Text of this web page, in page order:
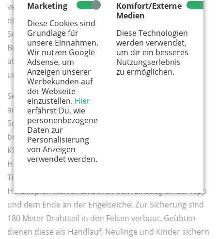
Marketing
Diese Cookies sind
Grundlage für
unsere Einnahmen.
Wir nutzen Google
Adsense, um
Anzeigen unserer
Werbekunden auf
der Webseite
einzustellen. Hier
erfährst Du, wie
personenbezogene
Daten zur
Personalisierung
von Anzeigen
verwendet werden.
Komfort/Externe
Medien
Diese Technologien
werden verwendet,
um dir ein besseres
Nutzungserlebnis
zu ermöglichen.
verbindet man eigentlich mit den Dolomiten. Dort
dienten die eisernen Steige im 1. Weltkrieg den
Soldaten als Nachschubwege. Heute eröffnen sie
Bergwanderern spektakuläre Routen und
atemberaubende Ausblicke in ansonsten
unzugänglichen Welten aus Fels und Stein.
Seit Sommer 2006 gibt es einen solchen Klettersteig
auch am Mittelrhein. Er führt bei Boppard durch die
Schieferfelsen oberhalb der Weinberge und der
berühmten Rheinschleife. Insgesamt elf
Kletterpassagen an steilen Felswänden, 300
Höhenmeter, 10 Leitern, 130 Trittbügel, herrliche
Tiefblicke und vor allem bei Anfängern ziemlich viel
Herzklopfen warten zwischen dem Einstieg an der Ripp
und dem Ende an der Engelseiche. Zur Sicherung sind
180 Meter Drahtseil in den Felsen verbaut. Geübten
dienen diese als Handlauf, Neulinge und Kinder sichern